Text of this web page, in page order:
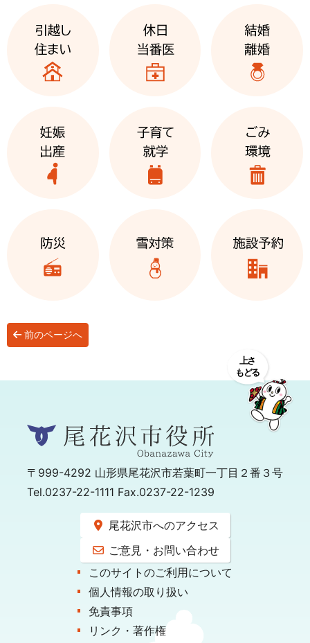
前のページへ
〒999-4292 山形県尾花沢市若葉町一丁目２番３号
Tel.0237-22-1111 Fax.0237-22-1239
尾花沢市へのアクセス
ご意見・お問い合わせ
このサイトのご利用について
個人情報の取り扱い
免責事項
リンク・著作権